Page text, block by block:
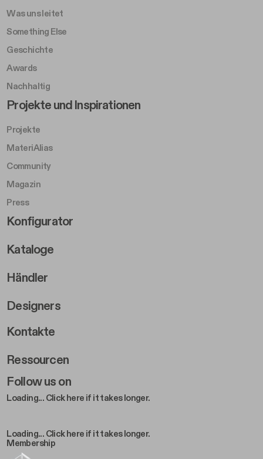
Loading... Click here if it takes longer.
Was uns leitet
Something Else
Geschichte
Awards
Nachhaltig
Follow us on
Loading... Click here if it takes longer.
Footer Left Middle B
Projekte und Inspirationen
Projekte
MateriAlias
Community
Magazin
Press
Footer Right Middle B
Konfigurator
Kataloge
Händler
Designers
Footer Right 2
Kontakte
Ressourcen
Membership